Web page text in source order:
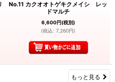
No.11 カクオオトゲキクメイシ レッ
ドマルチ
6,600円(税別)
(税込 : 7,260円)
もっと見る